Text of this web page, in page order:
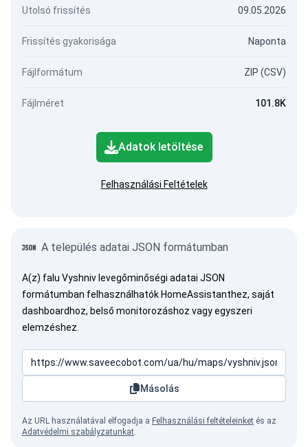
Utolsó frissítés 09.05.2026
Frissítés gyakorisága Naponta
Fájlformátum ZIP (CSV)
Fájlméret 101.8K
Adatok letöltése
Felhasználási Feltételek
A település adatai JSON formátumban
A(z) falu Vyshniv levegőminőségi adatai JSON
formátumban felhasználhatók HomeAssistanthez, saját
dashboardhoz, belső monitorozáshoz vagy egyszeri
elemzéshez.
Másolás
Az URL használatával elfogadja a Felhasználási feltételeinket és az
Adatvédelmi szabályzatunkat.